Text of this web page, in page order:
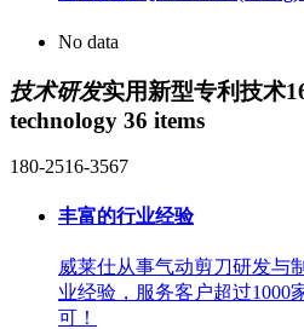
No data
技术研发实用新型专利技术
technology 36 items
180-2516-3567
丰富的行业经验
威莱仕从事气动剪刀研发与
业经验，服务客户超过1000
可！